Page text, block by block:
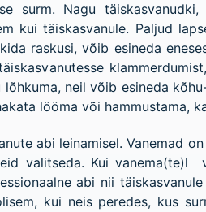
surm. Nagu
kui täiskasvanule. Paljud
raskusi, võib esineda
neil võib esineda
lööma või hammustama,
abi leinamisel. Vanemad
valitseda. Kui
abi nii
kui neis peredes, kus